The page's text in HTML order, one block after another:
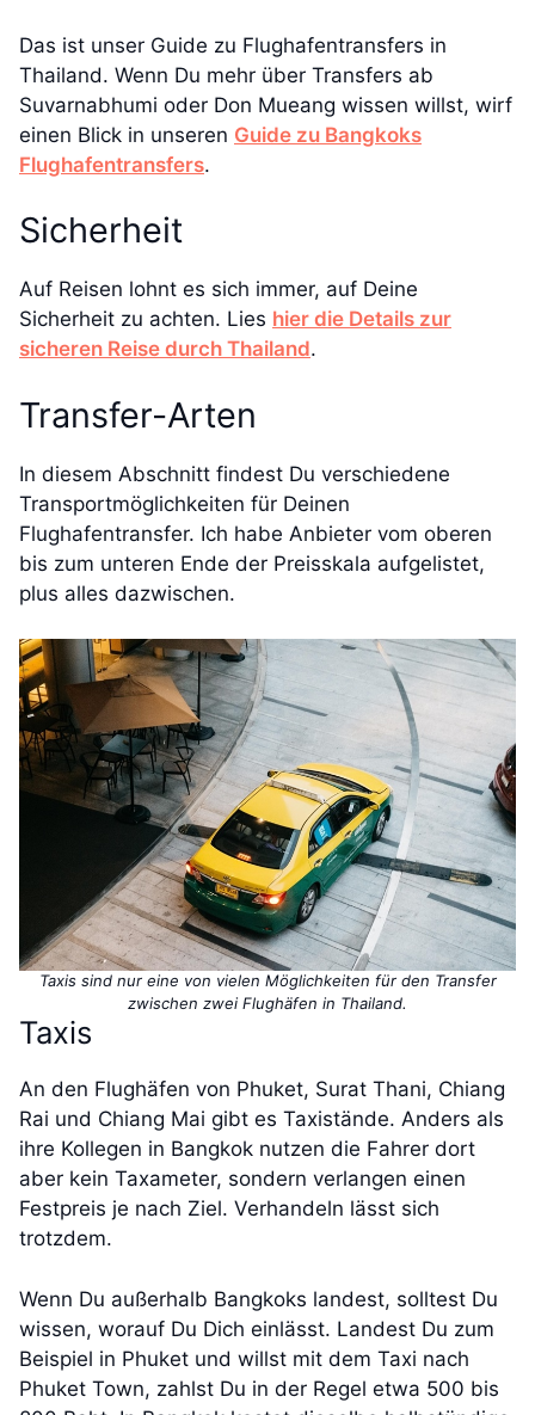
Das ist unser Guide zu Flughafentransfers in
Thailand. Wenn Du mehr über Transfers ab
Suvarnabhumi oder Don Mueang wissen willst, wirf
einen Blick in unseren Guide zu Bangkoks
Flughafentransfers.
Sicherheit
Auf Reisen lohnt es sich immer, auf Deine
Sicherheit zu achten. Lies hier die Details zur
sicheren Reise durch Thailand.
Transfer-Arten
In diesem Abschnitt findest Du verschiedene
Transportmöglichkeiten für Deinen
Flughafentransfer. Ich habe Anbieter vom oberen
bis zum unteren Ende der Preisskala aufgelistet,
plus alles dazwischen.
Taxis sind nur eine von vielen Möglichkeiten für den Transfer
zwischen zwei Flughäfen in Thailand.
Taxis
An den Flughäfen von Phuket, Surat Thani, Chiang
Rai und Chiang Mai gibt es Taxistände. Anders als
ihre Kollegen in Bangkok nutzen die Fahrer dort
aber kein Taxameter, sondern verlangen einen
Festpreis je nach Ziel. Verhandeln lässt sich
trotzdem.
Wenn Du außerhalb Bangkoks landest, solltest Du
wissen, worauf Du Dich einlässt. Landest Du zum
Beispiel in Phuket und willst mit dem Taxi nach
Phuket Town, zahlst Du in der Regel etwa 500 bis